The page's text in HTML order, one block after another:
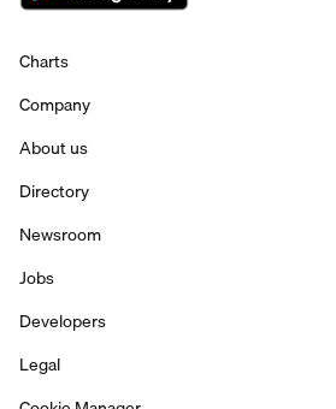
Charts
Company
About us
Directory
Newsroom
Jobs
Developers
Legal